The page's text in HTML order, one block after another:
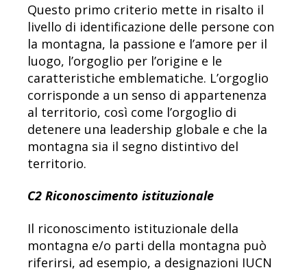
Questo primo criterio mette in risalto il
livello di identificazione delle persone con
la montagna, la passione e l’amore per il
luogo, l’orgoglio per l’origine e le
caratteristiche emblematiche. L’orgoglio
corrisponde a un senso di appartenenza
al territorio, così come l’orgoglio di
detenere una leadership globale e che la
montagna sia il segno distintivo del
territorio.
C2 Riconoscimento istituzionale
Il riconoscimento istituzionale della
montagna e/o parti della montagna può
riferirsi, ad esempio, a designazioni IUCN